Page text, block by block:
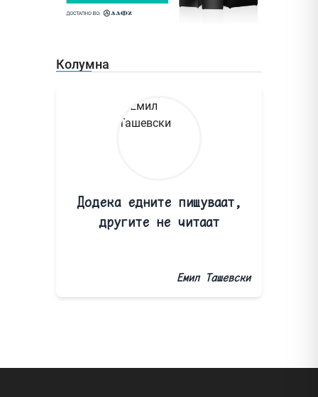
Колумна
Додека едните пишуваат,
другите не читаат
Емил Ташевски